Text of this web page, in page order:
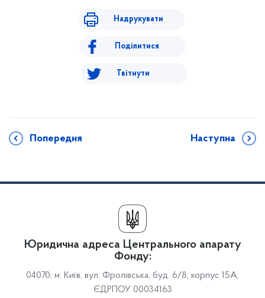
Надрукувати
Поділитися
Твітнути
Попередня Наступна
Юридична адреса Центрального апарату
Фонду:
04070, м. Київ, вул. Фролівська, буд. 6/8, корпус 15А,
ЄДРПОУ 00034163